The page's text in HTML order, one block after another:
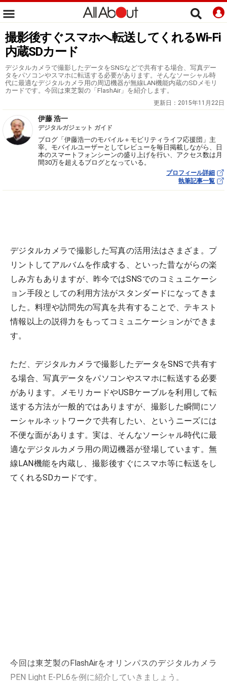
撮影後すぐスマホへ転送してくれるWi-Fi
内蔵SDカード
デジタルカメラで撮影したデータをSNSなどで共有する場合、写真デー
タをパソコンやスマホに転送する必要があります。そんなソーシャル時
代に最適なデジタルカメラ用の周辺機器が無線LAN機能内蔵のSDメモリ
カードです。今回は東芝製の「FlashAir」を紹介します。
更新日： 2015年11月22日
伊藤 浩一
デジタルガジェット ガイド
ブログ「伊藤浩一のモバイル＋モビリティライフ応援団」主
宰。モバイルユーザーとしてレビューを毎日掲載しながら、日
本のスマートフォンシーンの盛り上げを行い、アクセス数は月
間30万を超えるブログとなっている。
プロフィール詳細
執筆記事一覧
デジタルカメラで撮影した写真の活用法はさまざま。プ
リントしてアルバムを作成する、といった昔ながらの楽
しみ方もありますが、昨今ではSNSでのコミュニケーシ
ョン手段としての利用方法がスタンダードになってきま
した。料理や訪問先の写真を共有することで、テキスト
情報以上の説得力をもってコミュニケーションができま
す。
ただ、デジタルカメラで撮影したデータをSNSで共有す
る場合、写真データをパソコンやスマホに転送する必要
があります。メモリカードやUSBケーブルを利用して転
送する方法が一般的ではありますが、撮影した瞬間にソ
ーシャルネットワークで共有したい、というニーズには
不便な面があります。実は、そんなソーシャル時代に最
適なデジタルカメラ用の周辺機器が登場しています。無
線LAN機能を内蔵し、撮影後すぐにスマホ等に転送をし
てくれるSDカードです。
今回は東芝製のFlashAirをオリンパスのデジタルカメラ
PEN Light E-PL6を例に紹介していきましょう。